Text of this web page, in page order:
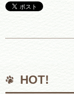
HOT!